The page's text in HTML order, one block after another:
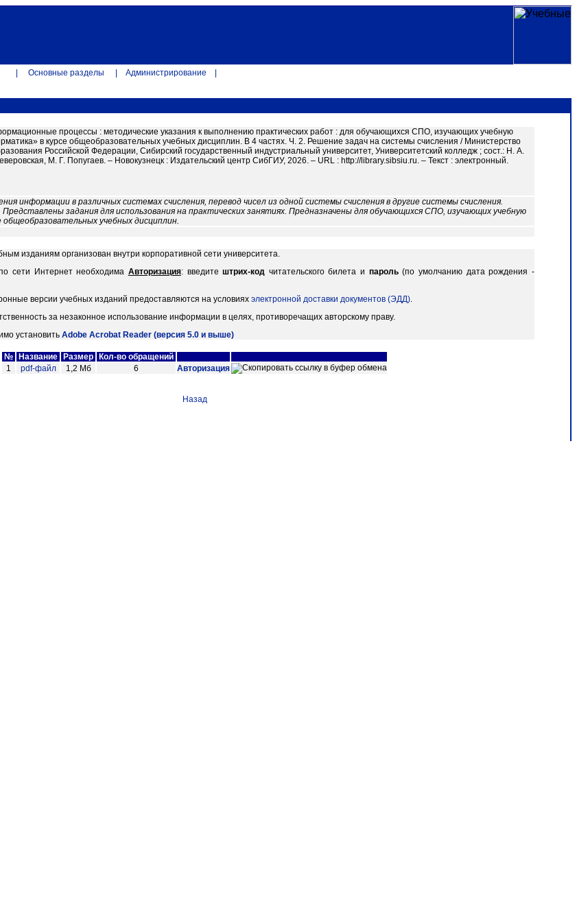
Основные разделы Администрирование
процессы : методические указания к выполнению практических работ : для обучающихся СПО, изучающих учебную
в курсе общеобразовательных учебных дисциплин. В 4 частях. Ч. 2. Решение задач на системы счисления / Министерство
Российской Федерации, Сибирский государственный индустриальный университет, Университетский колледж ; сост.: Н. А.
М. Г. Попугаев. – Новокузнецк : Издательский центр СибГИУ, 2026. – URL : http://library.sibsiu.ru. – Текст : электронный.
информации в различных системах счисления, перевод чисел из одной системы счисления в другие системы счисления.
задания для использования на практических занятиях. Предназначены для обучающихся СПО, изучающих учебную
учебных дисциплин.
изданиям организован внутри корпоративной сети университета.
сети Интернет необходима Авторизация: введитештрих-код читательского билета и пароль(по умолчанию дата рождения -
версии учебных изданий предоставляются на условиях электронной доставки документов (ЭДД).
за незаконное использование информации в целях, противоречащих авторскому праву.
установить Adobe Acrobat Reader (версия 5.0 и выше)
№ Название Размер
Кол-во обращений
1
pdf-файл 1,2 Мб 6 Авторизация
Назад